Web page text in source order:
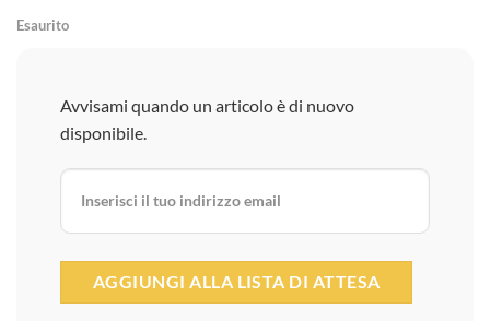
Esaurito
Avvisami quando un articolo è di nuovo
disponibile.